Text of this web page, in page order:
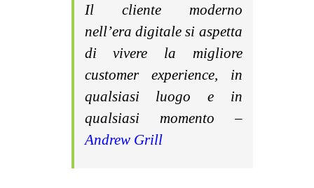
Il cliente moderno
nell’era digitale si aspetta
di vivere la migliore
customer experience, in
qualsiasi luogo e in
qualsiasi momento –
Andrew Grill